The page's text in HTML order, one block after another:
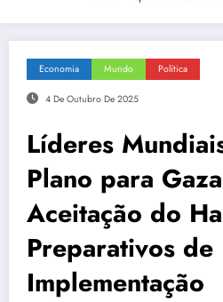
Economia Mundo Política
4 De Outubro De 2025
Líderes
Plano para
Aceitação do
Preparativos
Implementação